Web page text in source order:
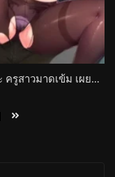
โทโมเอะ ครูสาวมาดเข้ม เผยด้านมืดสุดร้อนแรงยามค่ำคืน Yuugao